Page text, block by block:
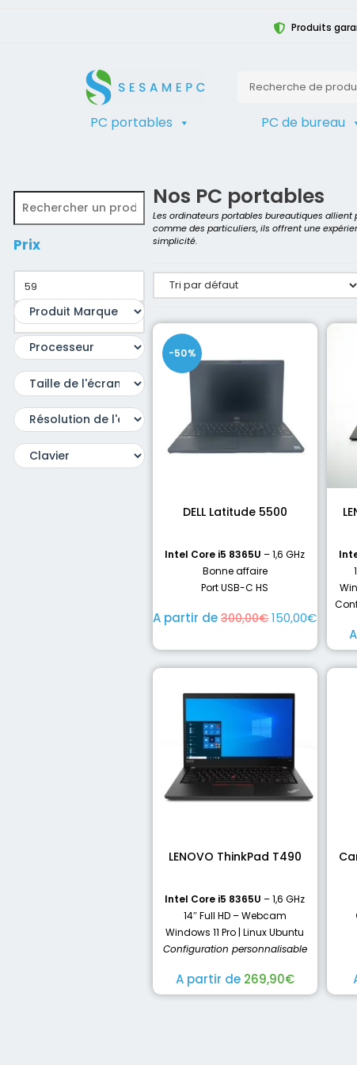
Produits
PC portables PC de bureau
Prix
Nos PC portables
Les ordinateurs portables bureautiques
comme des particuliers, ils offrent une
simplicité.
-50%
DELL Latitude 5500
Intel Core i5 8365U – 1,6 GHz
Bonne affaire
Port USB-C HS
A partir de300,00€ 150,00€
LENOVO ThinkPad T490
Intel Core i5 8365U – 1,6 GHz
14″ Full HD – Webcam
Windows 11 Pro | Linux Ubuntu
Configuration personnalisable
A partir de 269,90€